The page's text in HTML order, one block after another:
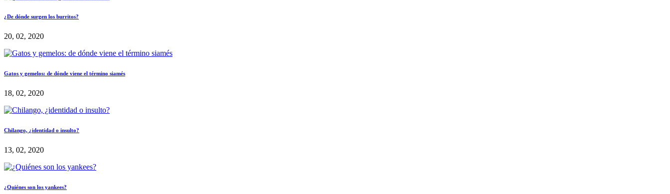
¿De dónde surgen los burritos?
20, 02, 2020
Gatos y gemelos: de dónde viene el término siamés
18, 02, 2020
Chilango, ¿identidad o insulto?
13, 02, 2020
¿Quiénes son los yankees?